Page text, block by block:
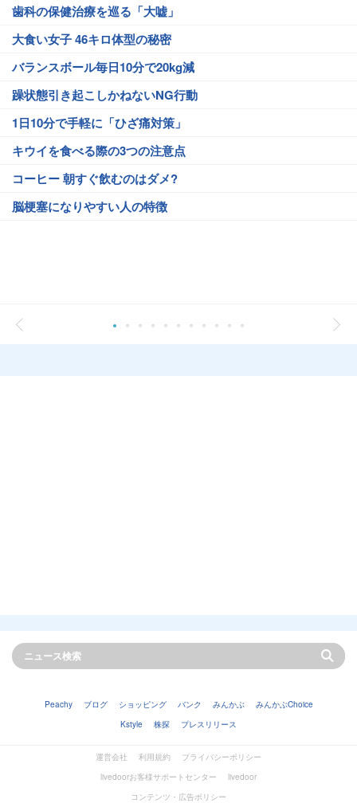
歯科の保健治療を巡る「大嘘」
大食い女子 46キロ体型の秘密
バランスボール毎日10分で20kg減
躁状態引き起こしかねないNG行動
1日10分で手軽に「ひざ痛対策」
キウイを食べる際の3つの注意点
コーヒー 朝すぐ飲むのはダメ?
脳梗塞になりやすい人の特徴
Peachy ブログ ショッピング バンク みんかぶ
みんかぶChoice
Kstyle
株探 プレスリリース
運営会社 利用規約
プライバシーポリシー
livedoorお客様サポートセンター
livedoor
コンテンツ・広告ポリシー